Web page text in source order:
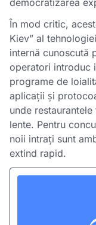
democratizarea
În mod critic,
Kiev” al
internă cunoscută
operatori introduc
programe de
aplicații și
unde
lente. Pentru
noii intrați sunt
extind rapid.